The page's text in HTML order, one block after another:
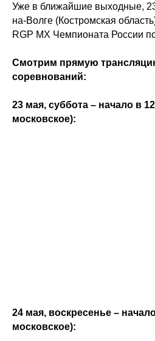
Уже в ближайшие выходные,
на-Волге (Костромская
RGP MX Чемпионата России
Смотрим прямую
соревнований:
23 мая, суббота – начало в
московское):
24 мая, воскресенье –
московское):